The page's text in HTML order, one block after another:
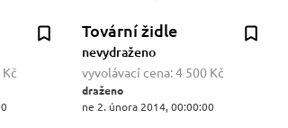
Tovární židle
nevydraženo
vyvolávací cena:4 500 Kč
draženo
ne 2. února 2014, 00:00:00